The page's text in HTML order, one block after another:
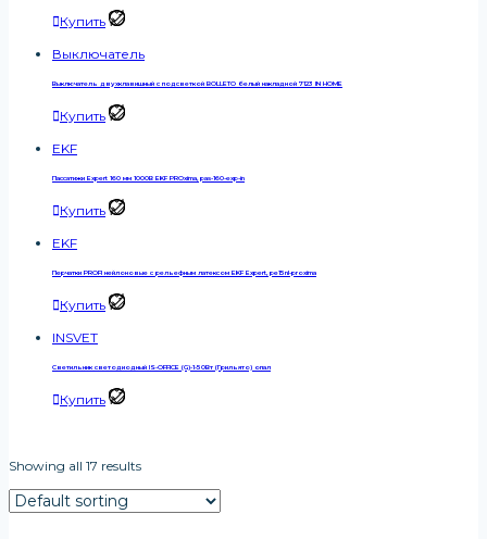
Купить
Выключатель
Выключатель двухклавишный с подсветкой BOLLETO белый накладной 7123 IN HOME
Купить
EKF
Пассатижи Expert 160 мм 1000В EKF PROxima, pas-160-exp-in
Купить
EKF
Перчатки PROFI нейлоновые с рельефным латексом EKF Expert, pe15nl-proxima
Купить
INSVET
Светильник светодиодный IS-OFFICE (G)-1-50Вт (Грильято) опал
Купить
Showing all 17 results